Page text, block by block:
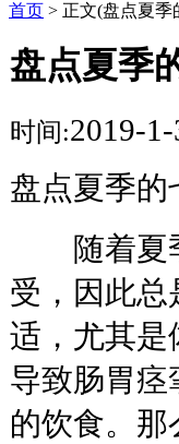
首页 > 正文(盘点夏季
盘点夏季
时间:2019-
盘点夏季的
随着夏季
受，因此总
适，尤其是
导致肠胃痉
的饮食。那